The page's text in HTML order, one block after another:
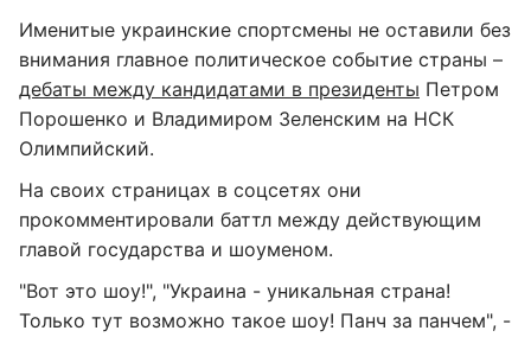
Именитые украинские спортсмены не оставили без
внимания главное политическое событие страны –
дебаты между кандидатами в президенты Петром
Порошенко и Владимиром Зеленским на НСК
Олимпийский.
На своих страницах в соцсетях они
прокомментировали баттл между действующим
главой государства и шоуменом.
"Вот это шоу!", "Украина - уникальная страна!
Только тут возможно такое шоу! Панч за панчем", -